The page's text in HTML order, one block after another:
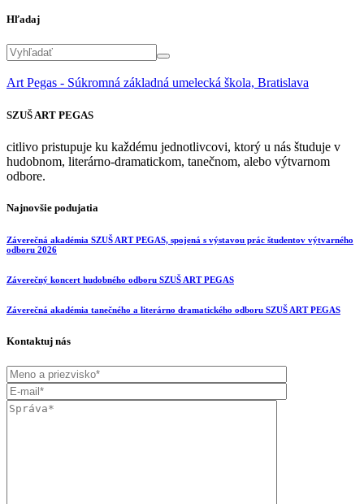
Hľadaj
Art Pegas - Súkromná základná umelecká škola, Bratislava
SZUŠ ART PEGAS
citlivo pristupuje ku každému jednotlivcovi, ktorý u nás študuje v
hudobnom, literárno-dramatickom, tanečnom, alebo výtvarnom
odbore.
Najnovšie podujatia
Záverečná akadémia SZUŠ ART PEGAS, spojená s výstavou prác študentov výtvarného
odboru 2026
Záverečný koncert hudobného odboru SZUŠ ART PEGAS
Záverečná akadémia tanečného a literárno dramatického odboru SZUŠ ART PEGAS
Kontaktuj nás